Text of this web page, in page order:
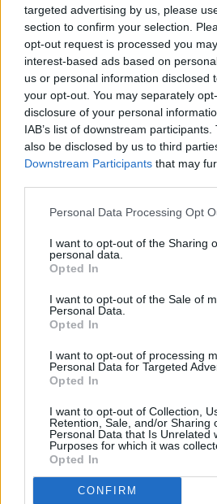
targeted advertising by us, please
section to confirm your selection.
opt-out request is processed you
interest-based ads based on
us or personal information disclosed
your opt-out. You may separately
disclosure of your personal
IAB’s list of downstream
also be disclosed by us to third
Downstream Participants that may
Personal Data Processing Opt
I want to opt-out of the Sharing
personal data.
Opted In
I want to opt-out of the Sale of
Personal Data.
Opted In
I want to opt-out of processing
Personal Data for Targeted
Opted In
I want to opt-out of Collection,
Retention, Sale, and/or Sharing
Personal Data that Is Unrelated
Purposes for which it was
Opted In
CONFIRM
Escribir un comentario
(requerido)
Refescar
JComments
PUBLICIDAD
Lo más leído